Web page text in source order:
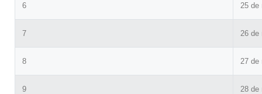
6 25 de
7 26 de
8 27 de
9 28 de